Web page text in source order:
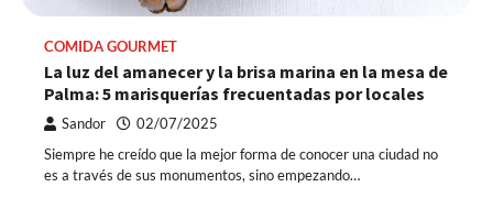
COMIDA GOURMET
La luz del amanecer y la brisa marina en la mesa de
Palma: 5 marisquerías frecuentadas por locales
Sandor 02/07/2025
Siempre he creído que la mejor forma de conocer una ciudad no
es a través de sus monumentos, sino empezando…